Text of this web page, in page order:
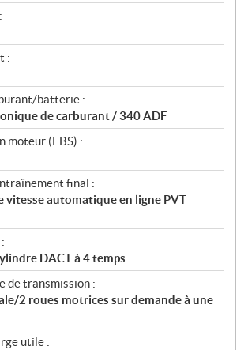
:
batterie :
de carburant / 340 ADF
moteur (EBS) :
final :
vitesse automatique en ligne PVT
DACT à 4 temps
de transmission :
2 roues motrices sur demande à une
utile :